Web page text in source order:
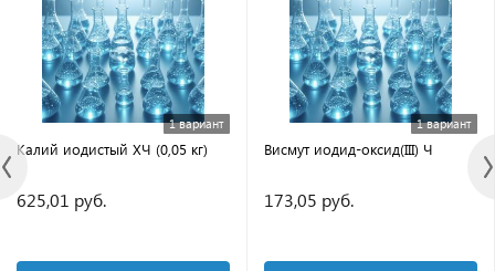
1 вариант
Калий иодистый ХЧ (0,05 кг)
625,01 руб.
1 вариант
Висмут иодид-оксид(III) Ч
173,05 руб.